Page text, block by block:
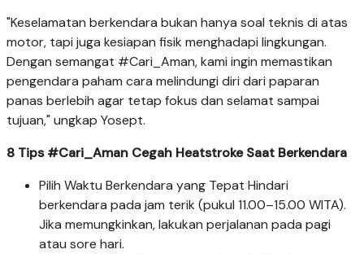
"Keselamatan berkendara bukan hanya soal teknis di atas
motor, tapi juga kesiapan fisik menghadapi lingkungan.
Dengan semangat #Cari_Aman, kami ingin memastikan
pengendara paham cara melindungi diri dari paparan
panas berlebih agar tetap fokus dan selamat sampai
tujuan," ungkap Yosept.
8 Tips #Cari_Aman Cegah Heatstroke Saat Berkendara
Pilih Waktu Berkendara yang Tepat Hindari
berkendara pada jam terik (pukul 11.00–15.00 WITA).
Jika memungkinkan, lakukan perjalanan pada pagi
atau sore hari.